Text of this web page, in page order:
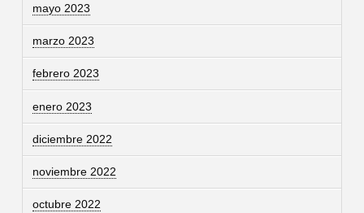
mayo 2023
marzo 2023
febrero 2023
enero 2023
diciembre 2022
noviembre 2022
octubre 2022